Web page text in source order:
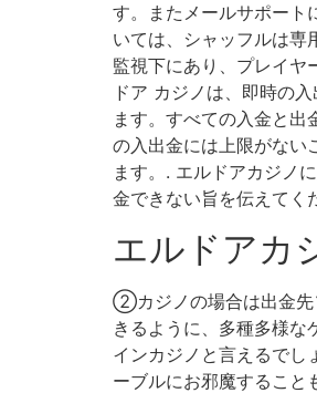
す。またメールサポート
いては、シャッフルは専
監視下にあり、プレイヤ
ドア カジノは、即時の
ます。すべての入金と
の入出金には上限がない
ます。. エルドアカジノ
金できない旨を伝えてく
エルドアカ
②カジノの場合は出金先
きるように、多種多様な
インカジノと言えるでし
ーブルにお邪魔すること